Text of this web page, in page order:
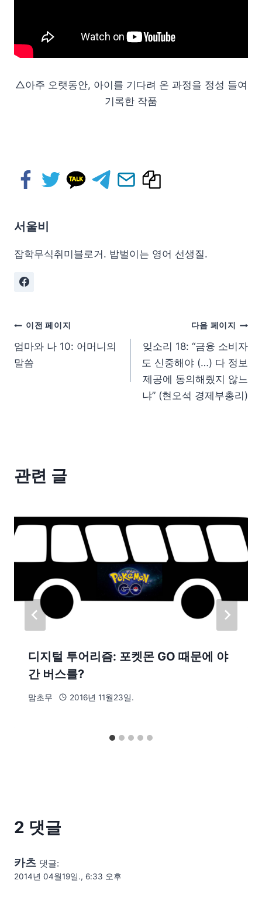
△아주 오랫동안, 아이를 기다려 온 과정을 정성 들여
기록한 작품
서울비
잡학무식취미블로거. 밥벌이는 영어 선생질.
이전 페이지
엄마와 나 10: 어머니의
말씀
다음 페이지
잊소리 18: “금융 소비자
도 신중해야 (…) 다 정보
제공에 동의해줬지 않느
냐” (현오석 경제부총리)
관련 글
디지털 투어리즘: 포켓몬 GO 때문에 야
간 버스를?
맘초무 2016년 11월23일.
2 댓글
카츠 댓글:
2014년 04월19일., 6:33 오후